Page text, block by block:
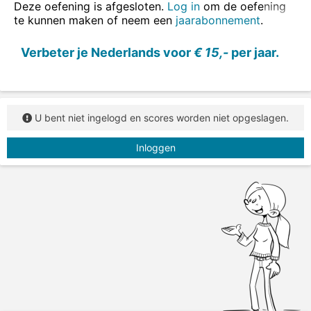
Deze oefening is afgesloten. Log in om de oefening
te kunnen maken of neem een jaarabonnement.
Verbeter je Nederlands voor€ 15,- per jaar.
U bent niet ingelogd en scores worden niet opgeslagen.
Inloggen